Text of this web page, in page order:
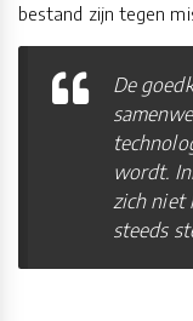
bestand zijn tegen
De
wordt.
zich niet
steeds